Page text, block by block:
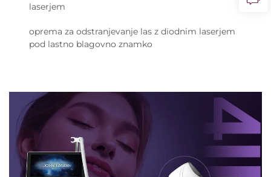
laserjem
oprema za odstranjevanje las z diodnim laserjem
pod lastno blagovno znamko